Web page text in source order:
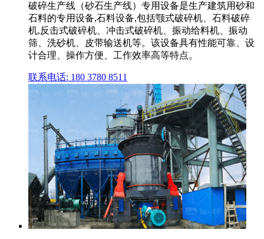
破碎生产线（砂石生产线）专用设备是生产建筑用砂和
石料的专用设备,石料设备,包括颚式破碎机、石料破碎
机,反击式破碎机、冲击式破碎机、振动给料机、振动
筛、洗砂机、皮带输送机等。该设备具有性能可靠、设
计合理、操作方便、工作效率高等特点。
联系电话: 180 3780 8511